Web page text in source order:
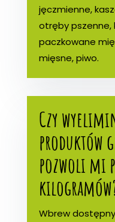
jęczmienne,
otręby pszenne,
paczkowane
mięsne, piwo.
Czy
produktów
pozwoli mi
Wbrew